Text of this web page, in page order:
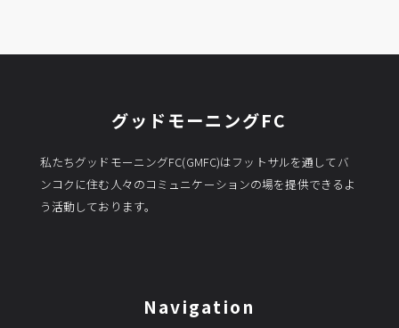
事
グッドモーニングFC
私たちグッドモーニングFC(GMFC)はフットサルを通してバ
ンコクに住む人々のコミュニケーションの場を提供できるよ
う活動しております。
Navigation